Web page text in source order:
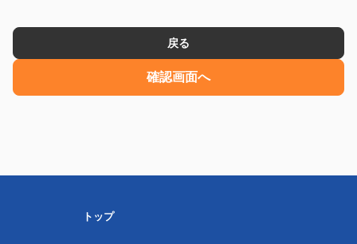
戻る
確認画面へ
トップ